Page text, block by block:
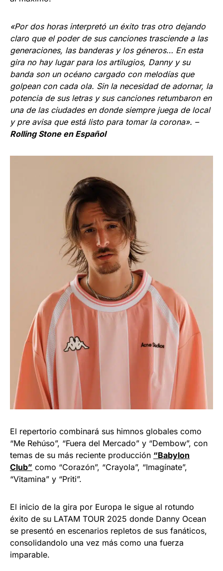
«Por dos horas interpretó un éxito tras otro dejando
claro que el poder de sus canciones trasciende a las
generaciones, las banderas y los géneros… En esta
gira no hay lugar para los artilugios, Danny y su
banda son un océano cargado con melodías que
golpean con cada ola. Sin la necesidad de adornar, la
potencia de sus letras y sus canciones retumbaron en
una de las ciudades en donde siempre juega de local
y pre avisa que está listo para tomar la corona». –
Rolling Stone en Español
El repertorio combinará sus himnos globales como
“Me Rehúso”, “Fuera del Mercado” y “Dembow”, con
temas de su más reciente producción “Babylon
Club” como “Corazón”, “Crayola”, “Imagínate”,
“Vitamina” y “Priti”.
El inicio de la gira por Europa le sigue al rotundo
éxito de su LATAM TOUR 2025 donde Danny Ocean
se presentó en escenarios repletos de sus fanáticos,
consolidandolo una vez más como una fuerza
imparable.